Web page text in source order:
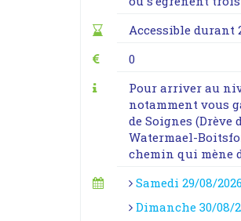
Accessible durant
0
Pour arriver au
notamment vous
de Soignes (Drève
Watermael-
chemin qui mène
Samedi 29/08/
Dimanche 30/08/